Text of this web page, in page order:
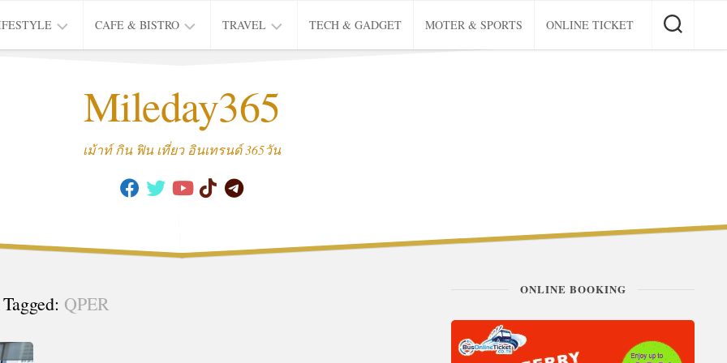
CAFE & BISTRO
CAFE
TRAVEL
THAI
TRIP
TECH & GADGET MOTER & SPORTS ONLINE TICKET
Mileday365
เม้าท์ กิน ฟิน เที่ยว อินเทรนด์ 365วัน
Tagged: QPER
ONLINE BOOKING